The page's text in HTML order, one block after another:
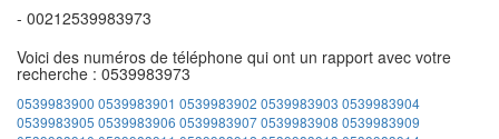
- 00212539983973
Voici des numéros de téléphone qui ont un rapport avec votre
recherche : 0539983973
0539983900 0539983901 0539983902 0539983903 0539983904
0539983905 0539983906 05399839070539983908 0539983909